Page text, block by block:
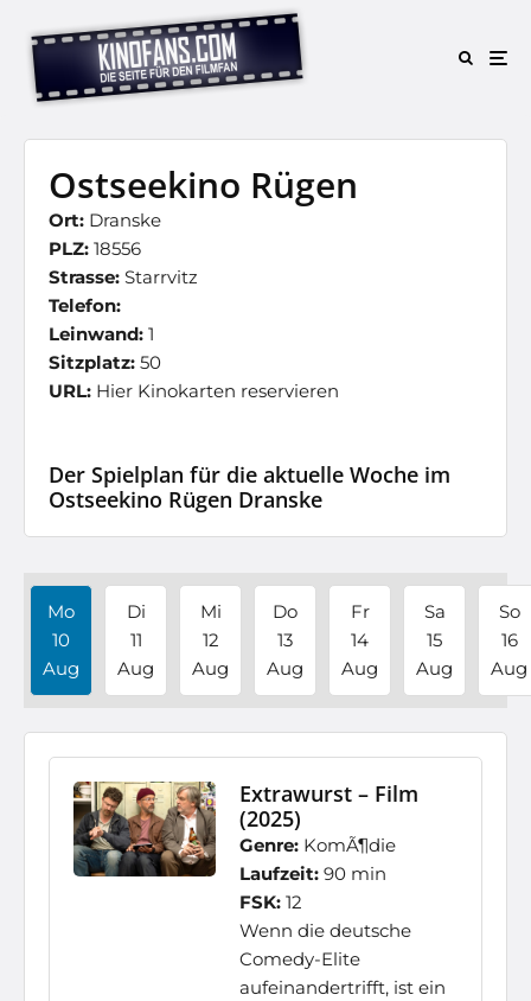
Ostseekino Rügen
Ort: Dranske
PLZ: 18556
Strasse: Starrvitz
Telefon:
Leinwand: 1
Sitzplatz: 50
URL: Hier Kinokarten reservieren
Der Spielplan für die aktuelle Woche im
Ostseekino Rügen Dranske
Mo
10
Aug
Di
11
Aug
Mi
12
Aug
Do
13
Aug
Fr
14
Aug
Sa
15
Aug
So
16
Aug
Extrawurst – Film
(2025)
Genre: KomÃ¶die
Laufzeit: 90 min
FSK: 12
Wenn die deutsche
Comedy-Elite
aufeinandertrifft, ist ein